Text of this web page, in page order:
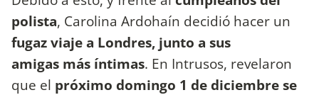
polista, Carolina Ardohaín decidió hacer un
fugaz viaje a Londres, junto a sus
amigas más íntimas. En Intrusos, revelaron
que el próximo domingo 1 de diciembre se